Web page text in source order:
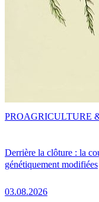
Derrière la clôture : la
génétiquement modifiées
03.08.2026
PROAGRICULTURE